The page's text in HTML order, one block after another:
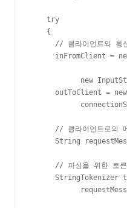
    try
    {
// 클라이언트와 통
inFromClient =
new
outToClient =
// 클라이언트로의
String
// 파싱을 위한 토
StringTokenizer